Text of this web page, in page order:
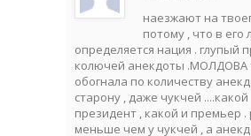
наезжают на
потому , что в его
определяется нация . глупый
колючей анекдоты .МОЛДОВА
обогнала по количеству
старону , даже чукчей ....какой
президент , какой и премьер .
меньше чем у чукчей , а